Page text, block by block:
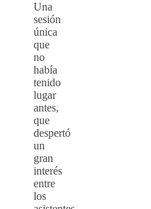
Una
sesión
única
que
no
había
tenido
lugar
antes,
que
despertó
un
gran
interés
entre
los